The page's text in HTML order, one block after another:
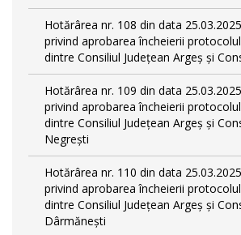
Hotărârea nr. 108 din data
privind aprobarea încheierii
dintre Consiliul Județean Argeș și
Hotărârea nr. 109 din data
privind aprobarea încheierii
dintre Consiliul Județean Argeș și
Negrești
Hotărârea nr. 110 din data
privind aprobarea încheierii
dintre Consiliul Județean Argeș și
Dârmănești